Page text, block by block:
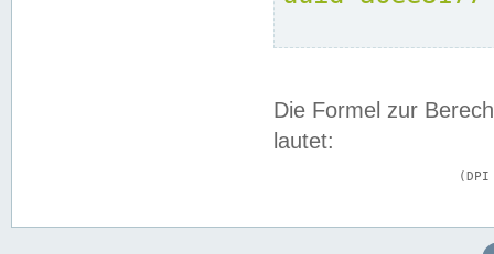
Die Formel zur
lautet: